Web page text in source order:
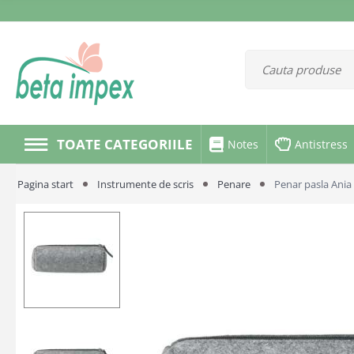
TOATE CATEGORIILE Notes Antistress
Pagina start Instrumente de scris Penare Penar pasla Ania